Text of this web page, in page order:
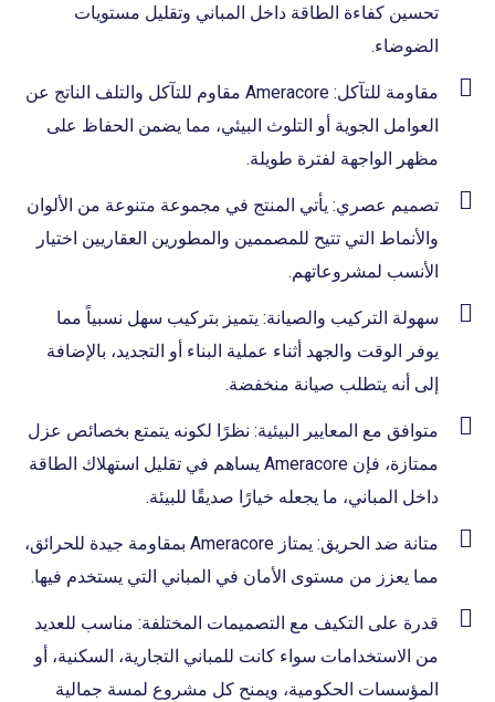
تحسين كفاءة الطاقة داخل المباني وتقليل مستويات
الضوضاء.
مقاومة للتآكل: Ameracore مقاوم للتآكل والتلف الناتج عن
العوامل الجوية أو التلوث البيئي، مما يضمن الحفاظ على
مظهر الواجهة لفترة طويلة.
تصميم عصري: يأتي المنتج في مجموعة متنوعة من الألوان
والأنماط التي تتيح للمصممين والمطورين العقاريين اختيار
الأنسب لمشروعاتهم.
سهولة التركيب والصيانة: يتميز بتركيب سهل نسبياً مما
يوفر الوقت والجهد أثناء عملية البناء أو التجديد، بالإضافة
إلى أنه يتطلب صيانة منخفضة.
متوافق مع المعايير البيئية: نظرًا لكونه يتمتع بخصائص عزل
ممتازة، فإن Ameracore يساهم في تقليل استهلاك الطاقة
داخل المباني، ما يجعله خيارًا صديقًا للبيئة.
متانة ضد الحريق: يمتاز Ameracore بمقاومة جيدة للحرائق،
مما يعزز من مستوى الأمان في المباني التي يستخدم فيها.
قدرة على التكيف مع التصميمات المختلفة: مناسب للعديد
من الاستخدامات سواء كانت للمباني التجارية، السكنية، أو
المؤسسات الحكومية، ويمنح كل مشروع لمسة جمالية